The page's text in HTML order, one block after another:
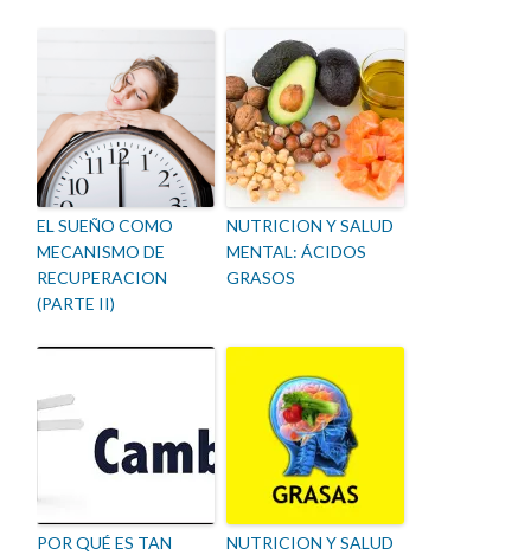
EL SUEÑO COMO
MECANISMO DE
RECUPERACION
(PARTE II)
NUTRICION Y SALUD
MENTAL: ÁCIDOS
GRASOS
POR QUÉ ES TAN
NUTRICION Y SALUD